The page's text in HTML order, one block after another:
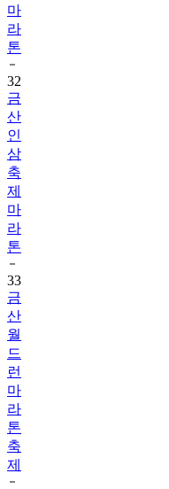
마
라
톤
32
금
산
인
삼
축
제
마
라
톤
33
금
산
월
드
런
마
라
톤
축
제